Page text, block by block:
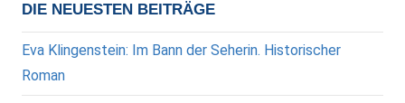
DIE NEUESTEN BEITRÄGE
Eva Klingenstein: Im Bann der Seherin. Historischer
Roman